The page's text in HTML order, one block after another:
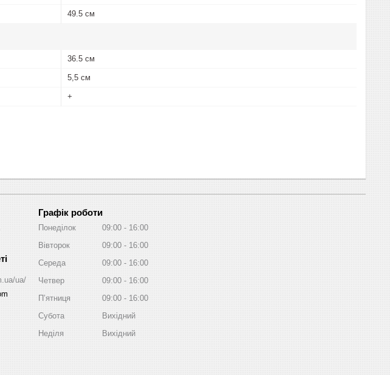
49.5 см
36.5 см
5,5 см
+
ua/
Графік роботи
Понеділок 09:00
16:00
Вівторок
09:00
16:00
Середа
09:00
16:00
Четвер
09:00
16:00
Пʼятниця
09:00
16:00
Субота
Вихідний
Неділя
Вихідний